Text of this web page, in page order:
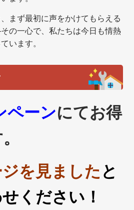
、まず最初に声をかけてもらえる
の一心で、私たちは今日も情熱
います。
ペーンにてお得
を見ました と
ください！